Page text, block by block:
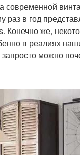
в год
же,
в реалиях
можно